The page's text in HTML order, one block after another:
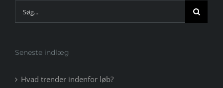
Søg
efter:
Seneste indlæg
Hvad trender indenfor løb?